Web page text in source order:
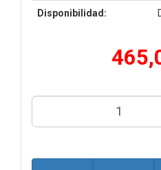
Disponibilidad: